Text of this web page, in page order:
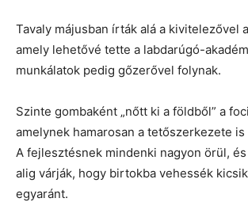
Tavaly májusban írták alá a kivitelezővel
amely lehetővé tette a labdarúgó-
munkálatok pedig gőzerővel folynak.
Szinte gombaként „nőtt ki a földből” a
amelynek hamarosan a tetőszerkezete
A fejlesztésnek mindenki nagyon örül,
alig várják, hogy birtokba vehessék
egyaránt.